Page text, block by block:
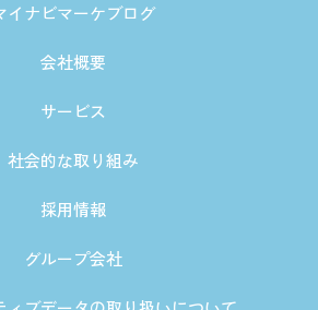
イナビマーケブログ
会社概要
サービス
社会的な取り組み
採用情報
グループ会社